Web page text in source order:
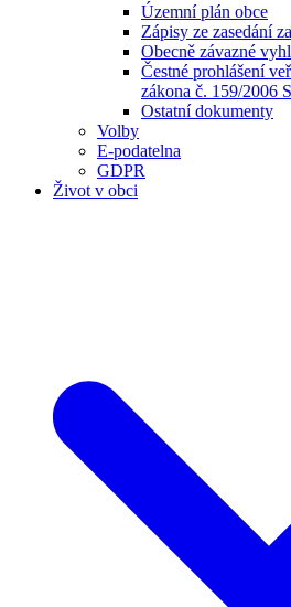
Územní plán obce
Zápisy ze zasedání
Obecně závazné
Čestné prohlášení
zákona č. 159/2006
Ostatní dokumenty
Volby
E-podatelna
GDPR
Život v obci